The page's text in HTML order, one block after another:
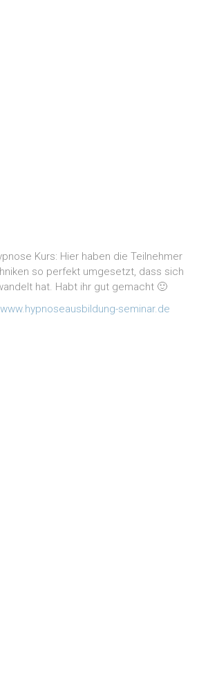
Kurs: Hier haben die Teilnehmer
so perfekt umgesetzt, dass sich
hat. Habt ihr gut gemacht 🙂
www.hypnoseausbildung-seminar.de